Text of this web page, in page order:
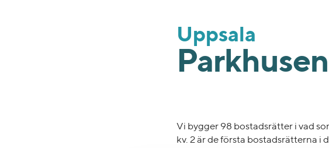
Uppsala
Vi bygger 98 bostadsrätter i vad
kv. 2 är de första bostadsrätterna